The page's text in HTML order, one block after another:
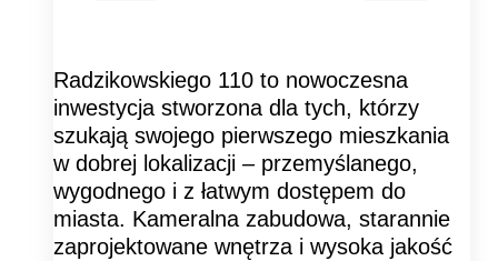
Radzikowskiego 110 to nowoczesna
inwestycja stworzona dla tych, którzy
szukają swojego pierwszego mieszkania
w dobrej lokalizacji – przemyślanego,
wygodnego i z łatwym dostępem do
miasta. Kameralna zabudowa, starannie
zaprojektowane wnętrza i wysoka jakość